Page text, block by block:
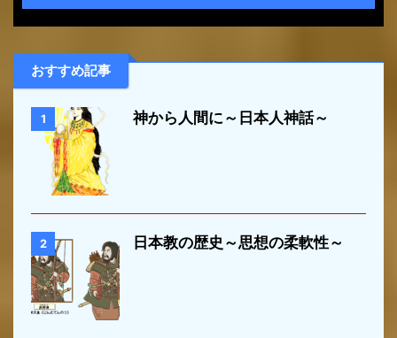
おすすめ記事
1 神から人間に～日本人神話～
2 日本教の歴史～思想の柔軟性～